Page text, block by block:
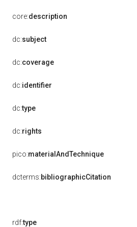
core:description
dc:subject
dc:coverage
dc:identifier
dc:type
dc:rights
pico:materialAndTechnique
dcterms:bibliographicCitation
rdf:type